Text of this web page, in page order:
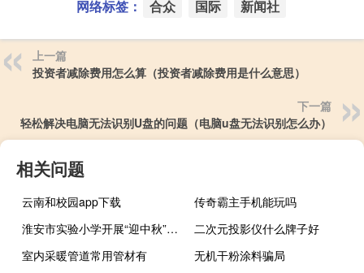
网络标签： 合众 国际 新闻社
上一篇
投资者减除费用怎么算（投资者减除费用是什么意思）
下一篇
轻松解决电脑无法识别U盘的问题（电脑u盘无法识别怎么办）
相关问题
云南和校园app下载
传奇霸主手机能玩吗
淮安市实验小学开展“迎中秋”实践活动 到底什么情况嘞
二次元投影仪什么牌子好
室内采暖管道常用管材有
无机干粉涂料骗局